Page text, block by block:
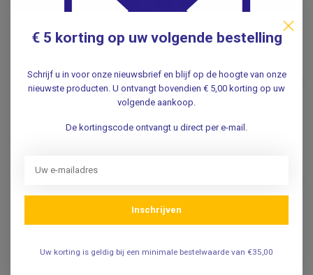
.
EXCEL MOBILITY
Lichtgewicht - Cloud Blue -
Rolstoel - zitbreedte 40 of
45 cm
€399,00
€339,00
Excel Mobility Lichtgewicht
M5, M6, M7 Rolstoelen
€69,95
€ 5 korting op uw volgende bestelling
Schrijf u in voor onze nieuwsbrief en blijf op de hoogte van onze
nieuwste producten. U ontvangt bovendien € 5,00 korting op uw
volgende aankoop.
De kortingscode ontvangt u direct per e-mail.
Inschrijven
Uw korting is geldig bij een minimale bestelwaarde van €35,00